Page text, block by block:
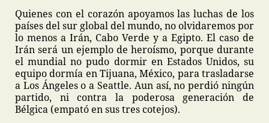
Quienes con el corazón apoyamos las luchas de los
países del sur global del mundo, no olvidaremos por
lo menos a Irán, Cabo Verde y a Egipto. El caso de
Irán será un ejemplo de heroísmo, porque durante
el mundial no pudo dormir en Estados Unidos, su
equipo dormía en Tijuana, México, para trasladarse
a Los Ángeles o a Seattle. Aun así, no perdió ningún
partido, ni contra la poderosa generación de
Bélgica (empató en sus tres cotejos).